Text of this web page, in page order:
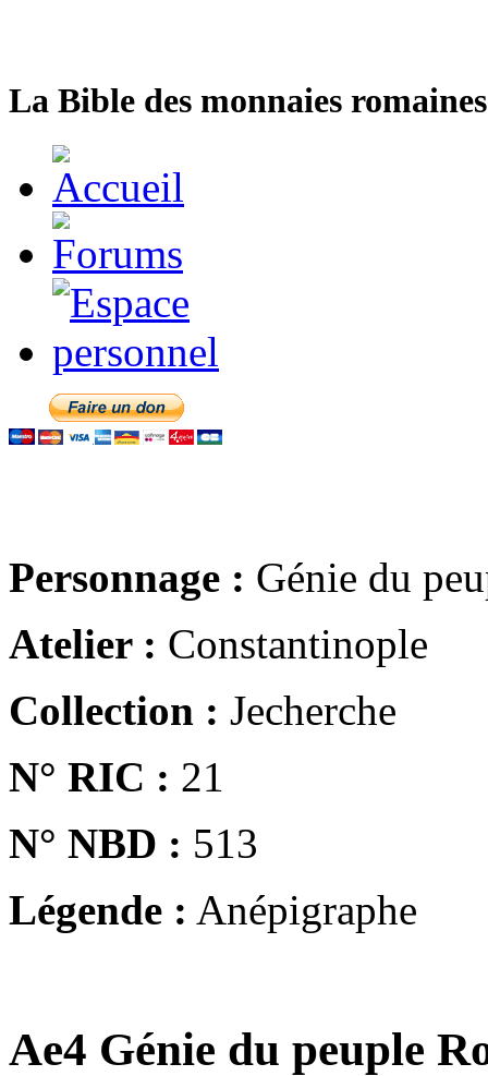
La Bible des monnaies
Personnage : Génie du
Atelier : Constantinople
Collection : Jecherche
N° RIC : 21
N° NBD : 513
Légende : Anépigraphe
Ae4 Génie du peuple